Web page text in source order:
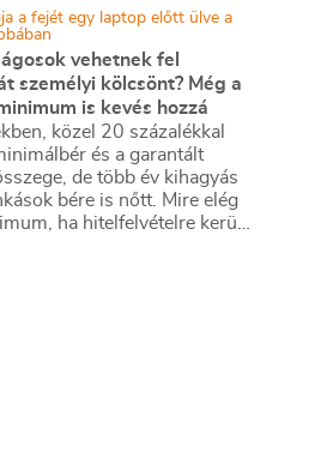
vehetnek fel
személyi kölcsönt? Még a
is kevés hozzá
közel 20 százalékkal
és a garantált
de több év kihagyás
bére is nőtt. Mire elég
ha hitelfelvételre kerül
ennek számoltunk